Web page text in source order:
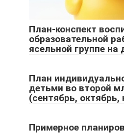
План-конспект
образовательной
ясельной группе на
План
детьми во второй
(сентябрь, октябрь,
Примерное